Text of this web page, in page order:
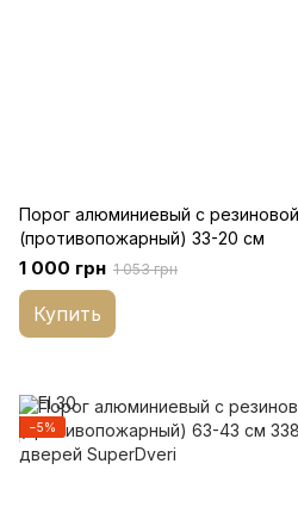
Порог алюминиевый с
(противопожарный) 33-20 см
1 000 грн 1 053 грн
Купить
−5%